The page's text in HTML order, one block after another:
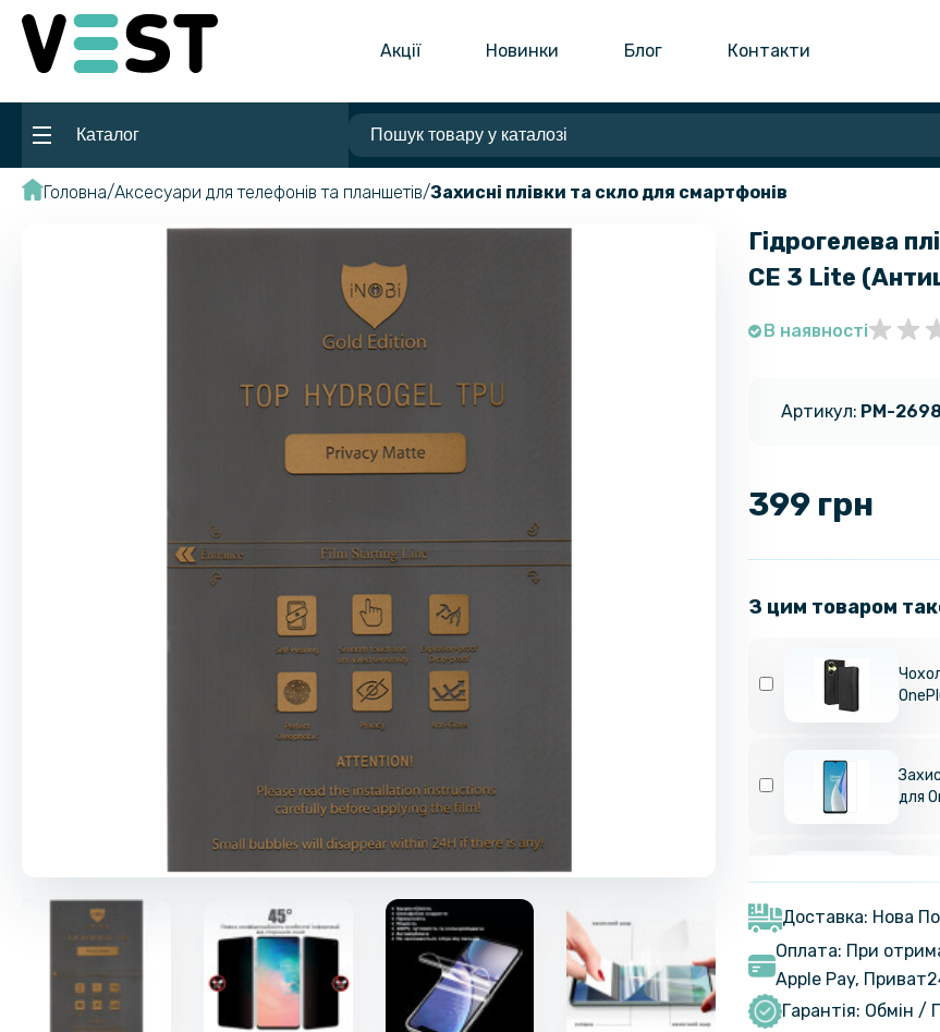
Акції Новинки Блог Контакти
Каталог
Головна Аксесуари для телефонів та планшетів Захисні плівки та скло для смартфонів
Гідрогелева
CE 3 Lite
В наявності
Артикул: PM-2698
399 грн
З цим товаром
для
для
Доставка: Нова
Оплата: При
Apple Pay,
Гарантія: Обмін /